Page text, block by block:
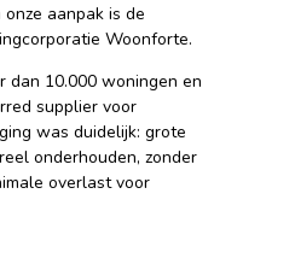
aanpak is de
Woonforte.
dan 10.000 woningen en
supplier voor
was duidelijk: grote
onderhouden, zonder
overlast voor